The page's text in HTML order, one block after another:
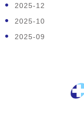
2025-12
2025-10
2025-09